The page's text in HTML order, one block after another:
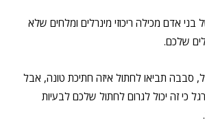
אדם מכילה ריכוזי מינרלים ומלחים שלא
שלכם.
סבבה תביאו לחתול איזה חתיכת טונה, אבל
כי זה יכול לגרום לחתול שלכם לבעיות